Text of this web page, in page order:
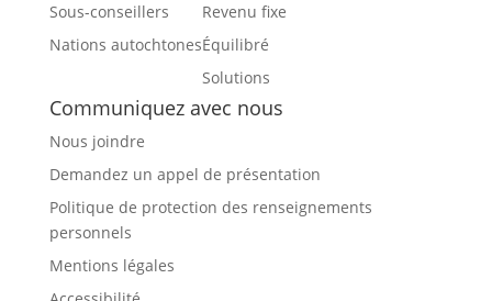
Sous-conseillers
Nations autochtones
Revenu fixe
Équilibré
Solutions
Communiquez avec nous
Nous joindre
Demandez un appel de présentation
Politique de protection des renseignements
personnels
Mentions légales